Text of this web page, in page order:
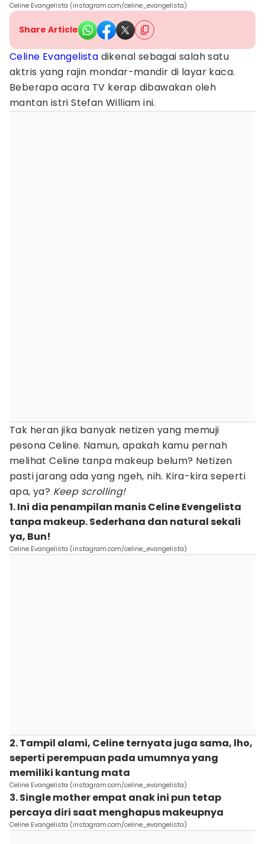
Celine Evangelista (instagram.com/celine_evangelista)
Share Article
Celine Evangelista dikenal sebagai salah satu
aktris yang rajin mondar-mandir di layar kaca.
Beberapa acara TV kerap dibawakan oleh
mantan istri Stefan William ini.
Tak heran jika banyak netizen yang memuji
pesona Celine. Namun, apakah kamu pernah
melihat Celine tanpa makeup belum? Netizen
pasti jarang ada yang ngeh, nih. Kira-kira seperti
apa, ya? Keep scrolling!
1. Ini dia penampilan manis Celine Evengelista
tanpa makeup. Sederhana dan natural sekali
ya, Bun!
Celine Evangelista (instagram.com/celine_evangelista)
2. Tampil alami, Celine ternyata juga sama, lho,
seperti perempuan pada umumnya yang
memiliki kantung mata
Celine Evangelista (instagram.com/celine_evangelista)
3. Single mother empat anak ini pun tetap
percaya diri saat menghapus makeupnya
Celine Evangelista (instagram.com/celine_evangelista)